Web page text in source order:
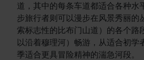
道，其中的每条车道都适合各种水
步旅行者则可以漫步在风景秀丽的
索标志性的比布门山道）的各个路
以沿着穆理河）畅游，从适合初学
季适合更具冒险精神的湍急河段。